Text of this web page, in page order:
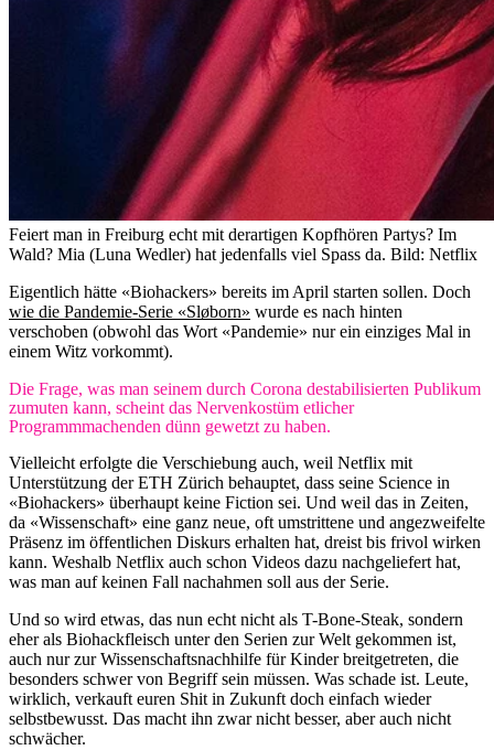
Feiert man in Freiburg echt mit derartigen Kopfhören Partys? Im
Wald? Mia (Luna Wedler) hat jedenfalls viel Spass da. Bild: Netflix
Eigentlich hätte «Biohackers» bereits im April starten sollen. Doch
wie die Pandemie-Serie «Sløborn» wurde es nach hinten
verschoben (obwohl das Wort «Pandemie» nur ein einziges Mal in
einem Witz vorkommt).
Die Frage, was man seinem durch Corona destabilisierten Publikum
zumuten kann, scheint das Nervenkostüm etlicher
Programmmachenden dünn gewetzt zu haben.
Vielleicht erfolgte die Verschiebung auch, weil Netflix mit
Unterstützung der ETH Zürich behauptet, dass seine Science in
«Biohackers» überhaupt keine Fiction sei. Und weil das in Zeiten,
da «Wissenschaft» eine ganz neue, oft umstrittene und angezweifelte
Präsenz im öffentlichen Diskurs erhalten hat, dreist bis frivol wirken
kann. Weshalb Netflix auch schon Videos dazu nachgeliefert hat,
was man auf keinen Fall nachahmen soll aus der Serie.
Und so wird etwas, das nun echt nicht als T-Bone-Steak, sondern
eher als Biohackfleisch unter den Serien zur Welt gekommen ist,
auch nur zur Wissenschaftsnachhilfe für Kinder breitgetreten, die
besonders schwer von Begriff sein müssen. Was schade ist. Leute,
wirklich, verkauft euren Shit in Zukunft doch einfach wieder
selbstbewusst. Das macht ihn zwar nicht besser, aber auch nicht
schwächer.